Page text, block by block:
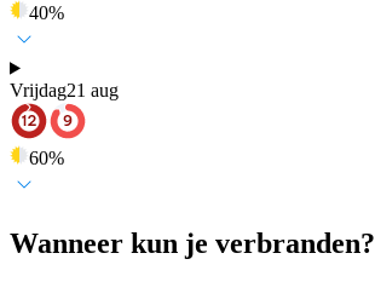
40%
Vrijdag21 aug
60%
Wanneer kun je verbranden?